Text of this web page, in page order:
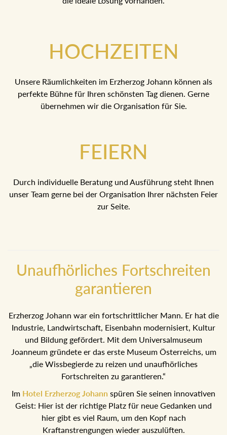
HOCHZEITEN
Unsere Räumlichkeiten im Erzherzog Johann können als
perfekte Bühne für Ihren schönsten Tag dienen. Gerne
übernehmen wir die Organisation für Sie.
FEIERN
Durch individuelle Beratung und Ausführung steht Ihnen
unser Team gerne bei der Organisation Ihrer nächsten Feier
zur Seite.
Unaufhörliches Fortschreiten
garantieren
Erzherzog Johann war ein fortschrittlicher Mann. Er hat die
Industrie, Landwirtschaft, Eisenbahn modernisiert, Kultur
und Bildung gefördert. Mit dem Universalmuseum
Joanneum gründete er das erste Museum Österreichs, um
„die Wissbegierde zu reizen und unaufhörliches
Fortschreiten zu garantieren.“
Im Hotel Erzherzog Johann spüren Sie seinen innovativen
Geist: Hier ist der richtige Platz für neue Gedanken und
hier gibt es viel Raum, um den Kopf nach
Kraftanstrengungen wieder auszulüften.